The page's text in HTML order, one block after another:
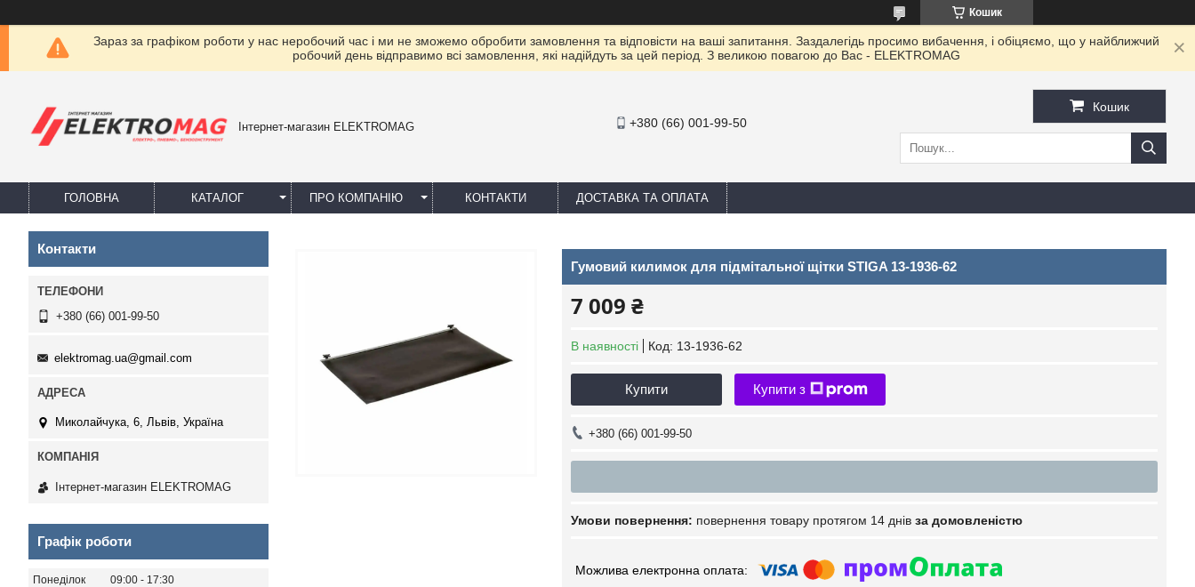
Кошик
Зараз за графіком роботи у нас неробочий час і ми не зможемо обробити замовлення та відповісти на ваші запитання. Заздалегідь просимо вибачення, і обіцяємо, що у найближчий
робочий день відправимо всі замовлення, які надійдуть за цей період. З великою повагою до Ваc - ELEKTROMAG
Інтернет-магазин ELEKTROMAG +380 (66) 001-99-50
Кошик
ГОЛОВНА КАТАЛОГ ПРО КОМПАНІЮ КОНТАКТИ ДОСТАВКА ТА ОПЛАТА
Гумовий килимок для підмітальної щітки STIGA 13-1936-62
7 009 ₴
В наявності Код: 13-1936-62
Купити Купити з
+380 (66) 001-99-50
повернення товару протягом 14 днів за домовленістю
Контакти
+380 (66) 001-99-50
elektromag.ua@gmail.com
Миколайчука, 6, Львів, Україна
Інтернет-магазин ELEKTROMAG
Графік роботи
Понеділок 09:00
17:30